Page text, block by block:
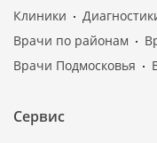
Клиники
Врачи по районам
Врачи Подмосковья
Сервис